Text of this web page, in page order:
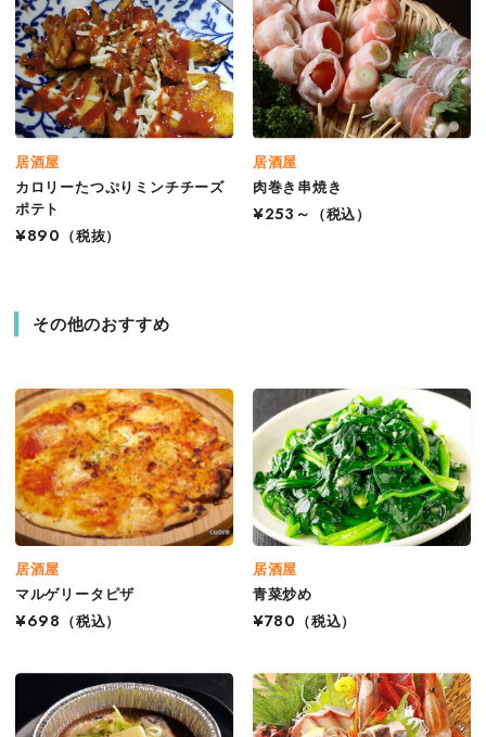
居酒屋
カロリーたつぷりミンチチーズ
ポテト
¥890
（税抜）
居酒屋
肉巻き串焼き
¥253～
（税込）
その他のおすすめ
居酒屋
マルゲリータピザ
¥698
（税込）
居酒屋
青菜炒め
¥780
（税込）